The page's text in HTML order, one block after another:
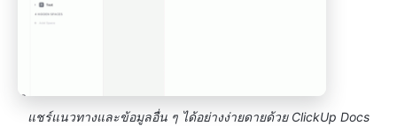
แชร์แนวทางและข้อมูลอื่น ๆ ได้อย่างง่ายดายด้วย ClickUp Docs